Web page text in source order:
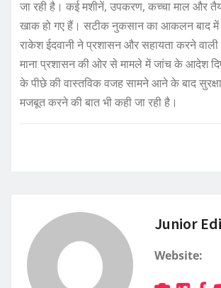
जा रही है। कई मशीनें, उपकरण, कच्चा माल और
खाक हो गए हैं। सटीक नुकसान का आकलन बाद में
राकेश ईदवानी ने प्रशासन और सहायता करने
माना प्रशासन की ओर से मामले में जांच के आदेश
के पीछे की वास्तविक वजह सामने आने के बाद
मजबूत करने की बात भी कही जा रही है।
Junior
Website: